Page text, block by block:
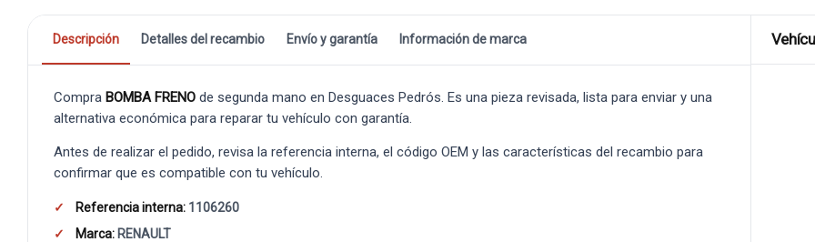
Descripción Detalles del recambio Envío y garantía Información de marca
Compra BOMBA FRENO de segunda mano en Desguaces Pedrós. Es una pieza revisada, lista para enviar y una
alternativa económica para reparar tu vehículo con garantía.
Antes de realizar el pedido, revisa la referencia interna, el código OEM y las características del recambio para
confirmar que es compatible con tu vehículo.
Referencia interna: 1106260
Marca: RENAULT